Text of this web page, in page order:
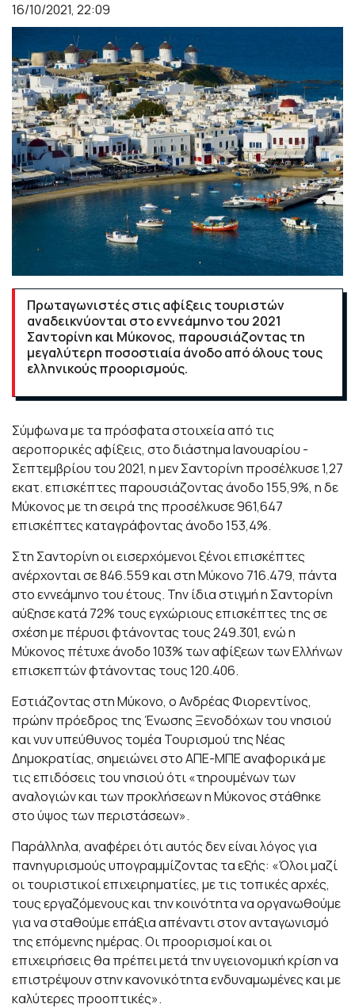
16/10/2021, 22:09
Πρωταγωνιστές στις αφίξεις τουριστών
αναδεικνύονται στο εννεάμηνο του 2021
Σαντορίνη και Μύκονος, παρουσιάζοντας τη
μεγαλύτερη ποσοστιαία άνοδο από όλους τους
ελληνικούς προορισμούς.
Σύμφωνα με τα πρόσφατα στοιχεία από τις
αεροπορικές αφίξεις, στο διάστημα Ιανουαρίου -
Σεπτεμβρίου του 2021, η μεν Σαντορίνη προσέλκυσε 1,27
εκατ. επισκέπτες παρουσιάζοντας άνοδο 155,9%, η δε
Μύκονος με τη σειρά της προσέλκυσε 961,647
επισκέπτες καταγράφοντας άνοδο 153,4%.
Στη Σαντορίνη οι εισερχόμενοι ξένοι επισκέπτες
ανέρχονται σε 846.559 και στη Μύκονο 716.479, πάντα
στο εννεάμηνο του έτους. Την ίδια στιγμή η Σαντορίνη
αύξησε κατά 72% τους εγχώριους επισκέπτες της σε
σχέση με πέρυσι φτάνοντας τους 249.301, ενώ η
Μύκονος πέτυχε άνοδο 103% των αφίξεων των Ελλήνων
επισκεπτών φτάνοντας τους 120.406.
Εστιάζοντας στη Μύκονο, ο Ανδρέας Φιορεντίνος,
πρώην πρόεδρος της Ένωσης Ξενοδόχων του νησιού
και νυν υπεύθυνος τομέα Τουρισμού της Νέας
Δημοκρατίας, σημειώνει στο ΑΠΕ-ΜΠΕ αναφορικά με
τις επιδόσεις του νησιού ότι «τηρουμένων των
αναλογιών και των προκλήσεων η Μύκονος στάθηκε
στο ύψος των περιστάσεων».
Παράλληλα, αναφέρει ότι αυτός δεν είναι λόγος για
πανηγυρισμούς υπογραμμίζοντας τα εξής: «Όλοι μαζί
οι τουριστικοί επιχειρηματίες, με τις τοπικές αρχές,
τους εργαζόμενους και την κοινότητα να οργανωθούμε
για να σταθούμε επάξια απέναντι στον ανταγωνισμό
της επόμενης ημέρας. Οι προορισμοί και οι
επιχειρήσεις θα πρέπει μετά την υγειονομική κρίση να
επιστρέψουν στην κανονικότητα ενδυναμωμένες και με
καλύτερες προοπτικές».